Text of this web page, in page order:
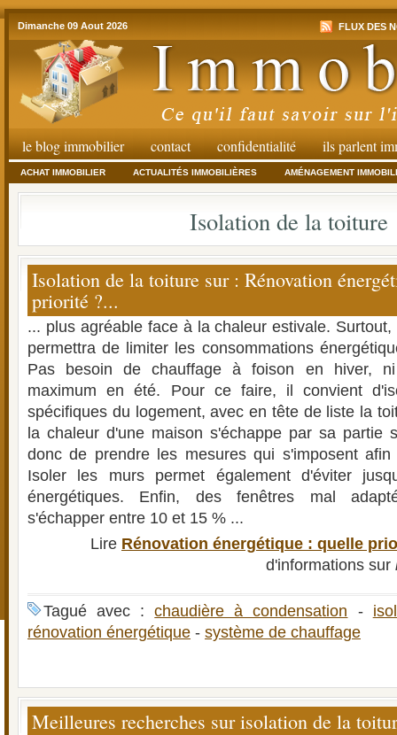
Dimanche 09 Aout 2026 FLUX DES
le blog immobilier contact confidentialité ils parlent
ACHAT IMMOBILIER ACTUALITÉS IMMOBILIÈRES AMÉNAGEMENT
Isolation de la toiture
Isolation de la toiture sur : Rénovation
priorité ?...
... plus agréable face à la chaleur estivale.
permettra de limiter les consommations
Pas besoin de chauffage à foison en hiver,
maximum en été. Pour ce faire, il convient
spécifiques du logement, avec en tête de liste la
la chaleur d'une maison s'échappe par sa partie
donc de prendre les mesures qui s'imposent
Isoler les murs permet également d'éviter
énergétiques. Enfin, des fenêtres mal
s'échapper entre 10 et 15 % ...
Lire Rénovation énergétique : quelle
d'informations sur
Tagué avec :chaudière à condensation -
rénovation énergétique - système de chauffage
Meilleures recherches sur isolation de la